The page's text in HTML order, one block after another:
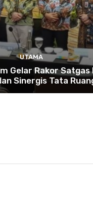
UTAMA
Gelar Rakor Satgas
Sinergis Tata